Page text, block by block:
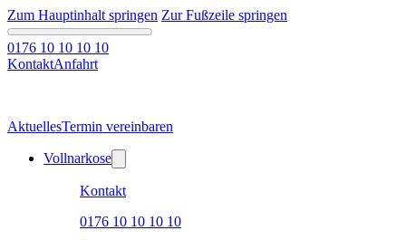
Zum Hauptinhalt springen Zur Fußzeile springen
0176 10 10 10 10
KontaktAnfahrt
AktuellesTermin vereinbaren
Vollnarkose
Kontakt
0176 10 10 10 10